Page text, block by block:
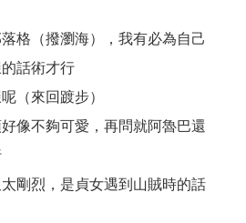
格（撥瀏海），我有必為自己
話術才行
（來回踱步）
像不夠可愛，再問就阿魯巴還
剛烈，是貞女遇到山賊時的話